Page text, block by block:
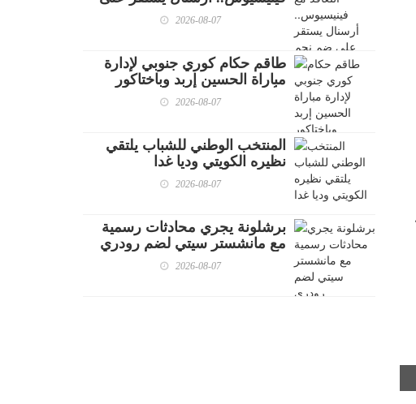
ضم نجم باريس سان جيرمان
2026-08-07
طاقم حكام كوري جنوبي لإدارة
مباراة الحسين إربد وباختاكور
2026-08-07
المنتخب الوطني للشباب يلتقي
نظيره الكويتي وديا غدا
2026-08-07
برشلونة يجري محادثات رسمية
مع مانشستر سيتي لضم رودري
2026-08-07